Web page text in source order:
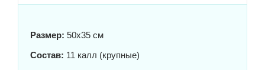
Размер: 50x35 см
Состав: 11 калл (крупные)